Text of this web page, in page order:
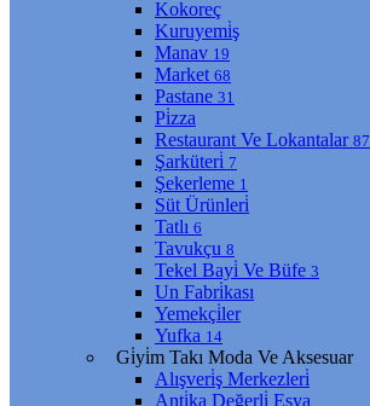
Kokoreç
Kuruyemi̇ş
Manav 19
Market 68
Pastane 31
Pi̇zza
Restaurant Ve Lokantalar 87
Şarküteri̇ 7
Şekerleme 1
Süt Ürünleri̇
Tatlı 6
Tavukçu 8
Tekel Bayi̇ Ve Büfe 3
Un Fabri̇kası
Yemekçi̇ler
Yufka 14
Gi̇yi̇m Takı Moda Ve Aksesuar
Alışveri̇ş Merkezleri̇
Anti̇ka Değerli̇ Eşya